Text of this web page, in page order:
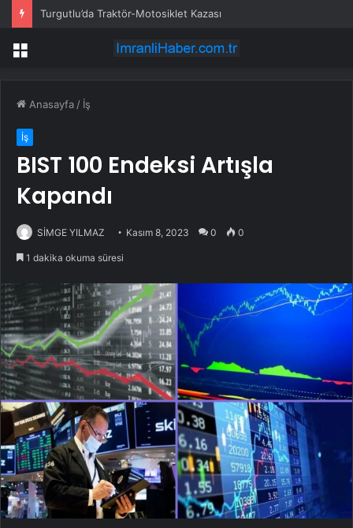
Turgutlu’da Traktör-Motosiklet Kazası
Menü
Anasayfa / İş
İş
BIST 100 Endeksi Artışla
Kapandı
SİMGE YILMAZ Kasım 8, 2023 0 0
1 dakika okuma süresi